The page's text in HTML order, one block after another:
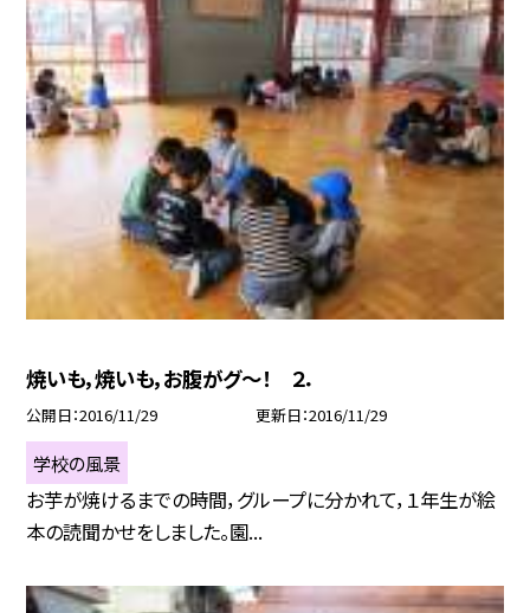
焼いも，焼いも，お腹がグ〜！ ２．
公開日 2016/11/29 更新日 2016/11/29
学校の風景
お芋が焼けるまでの時間，グループに分かれて，１年生が絵
本の読聞かせをしました。園...